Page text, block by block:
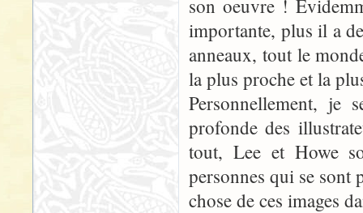
son oeuvre !
importante, plus il a
anneaux, tout le
la plus proche et la
Personnellement, je
profonde des
tout, Lee et Howe
personnes qui se sont
chose de ces images